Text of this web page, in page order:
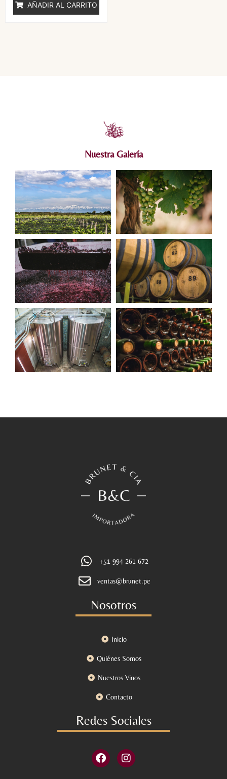
AÑADIR AL CARRITO
Nuestra Galería
+51 994 261 672
ventas@brunet.pe
Nosotros
Inicio
Quiénes Somos
Nuestros Vinos
Contacto
Redes Sociales
F
a
I
n